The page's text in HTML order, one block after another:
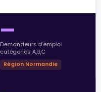
—
Demandeurs d'emploi
catégories A,B,C
Région Normandie